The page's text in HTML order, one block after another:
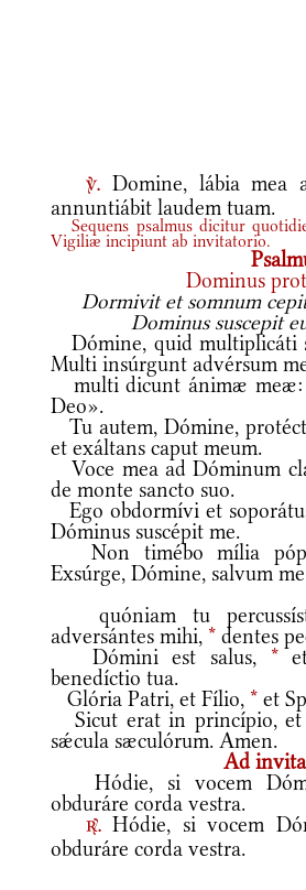
v. Domine, lábia mea
annuntiábit laudem tuam.
Sequens psalmus dicitur
Vigiliæ incipiunt ab invitatorio.
Dominus
Dormivit et somnum
Dominus suscepit
Dómine, quid multiplicáti
Multi insúrgunt advérsum
multi dicunt ánimæ meæ:
Deo».
Tu autem, Dómine,
et exáltans caput meum.
Voce mea ad Dóminum
de monte sancto suo.
Ego obdormívi et
Dóminus suscépit me.
Non timébo mília
Exsúrge, Dómine, salvum
quóniam tu
adversántes mihi, * dentes
Dómini est salus, *et
benedíctio tua.
Glória Patri, et Fílio, * et
Sicut erat in princípio, et
sǽcula sæculórum. Amen.
Ad
Hódie, si vocem
obduráre corda vestra.
r.Hódie, si vocem
obduráre corda vestra.